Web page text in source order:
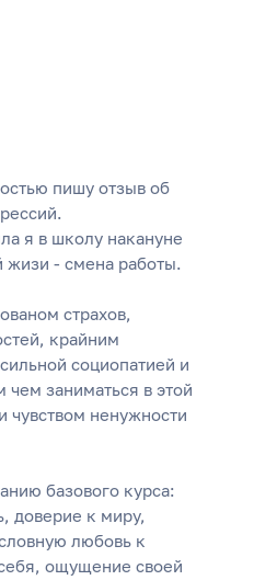
пишу отзыв об
я в школу накануне
жизи - смена работы.
страхов,
крайним
социопатией и
заниматься в этой
чувством ненужности
базового курса:
доверие к миру,
любовь к
ощущение своей